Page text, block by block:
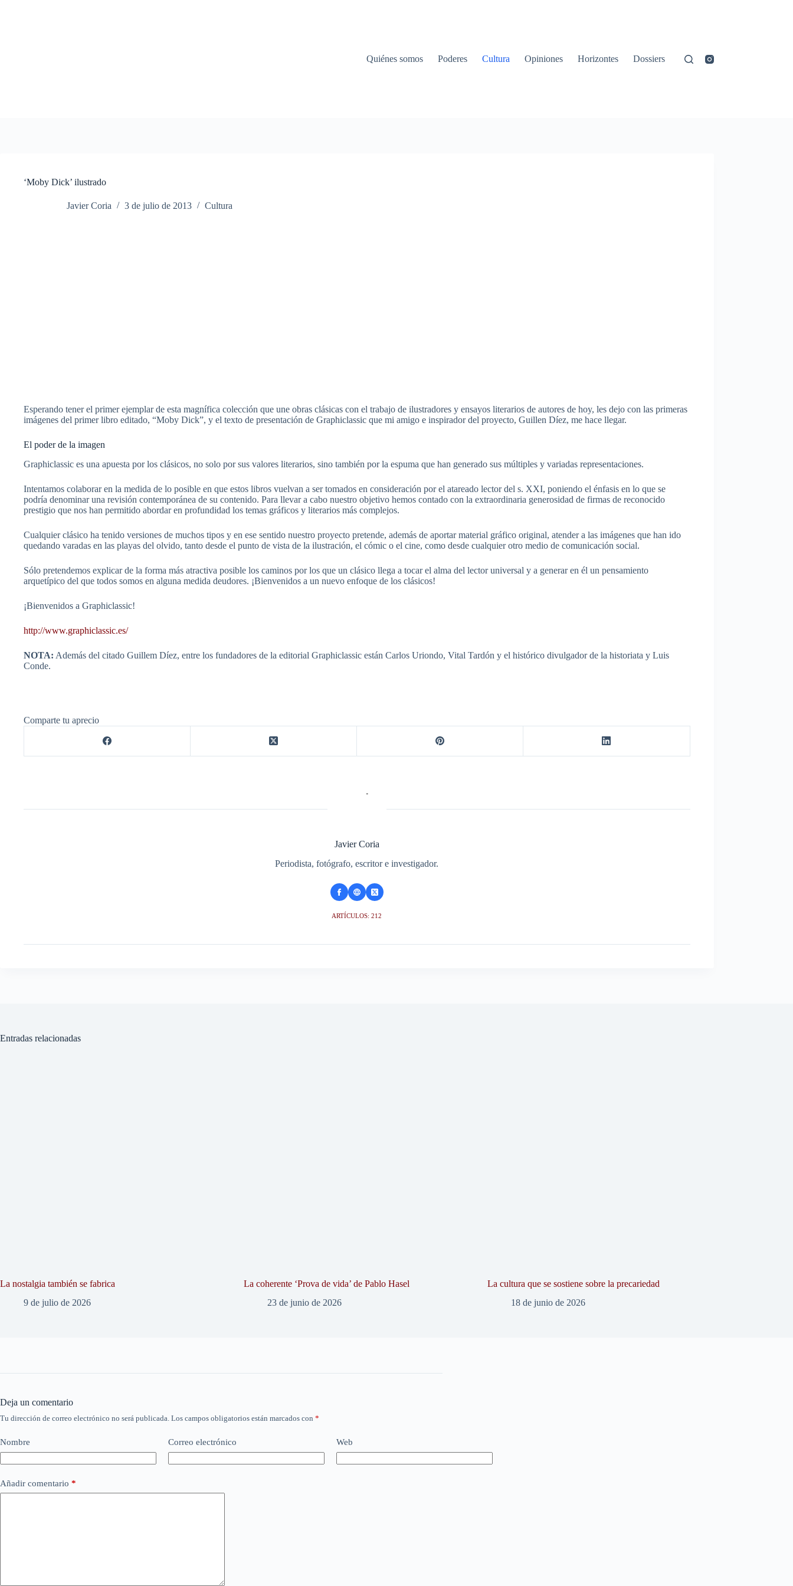
Quiénes somos Poderes Cultura Opiniones Horizontes Dossiers
‘Moby Dick’ ilustrado
Javier Coria 3 de julio de 2013 Cultura
Esperando tener el primer ejemplar de esta magnífica colección que une obras clásicas con el trabajo de ilustradores y ensayos literarios de autores de hoy, les dejo con las primeras
imágenes del primer libro editado, “Moby Dick”, y el texto de presentación de Graphiclassic que mi amigo e inspirador del proyecto, Guillen Díez, me hace llegar.
El poder de la imagen
Graphiclassic es una apuesta por los clásicos, no solo por sus valores literarios, sino también por la espuma que han generado sus múltiples y variadas representaciones.
Intentamos colaborar en la medida de lo posible en que estos libros vuelvan a ser tomados en consideración por el atareado lector del s. XXI, poniendo el énfasis en lo que se
podría denominar una revisión contemporánea de su contenido. Para llevar a cabo nuestro objetivo hemos contado con la extraordinaria generosidad de firmas de reconocido
prestigio que nos han permitido abordar en profundidad los temas gráficos y literarios más complejos.
Cualquier clásico ha tenido versiones de muchos tipos y en ese sentido nuestro proyecto pretende, además de aportar material gráfico original, atender a las imágenes que han ido
quedando varadas en las playas del olvido, tanto desde el punto de vista de la ilustración, el cómic o el cine, como desde cualquier otro medio de comunicación social.
Sólo pretendemos explicar de la forma más atractiva posible los caminos por los que un clásico llega a tocar el alma del lector universal y a generar en él un pensamiento
arquetípico del que todos somos en alguna medida deudores. ¡Bienvenidos a un nuevo enfoque de los clásicos!
¡Bienvenidos a Graphiclassic!
http://www.graphiclassic.es/
NOTA: Además del citado Guillem Díez, entre los fundadores de la editorial Graphiclassic están Carlos Uriondo, Vital Tardón y el histórico divulgador de la historiata y Luis
Conde.
Comparte tu aprecio
Javier Coria
Periodista, fotógrafo, escritor e investigador.
ARTÍCULOS: 212
Entradas relacionadas
La nostalgia también se fabrica
9 de julio de 2026
La coherente ‘Prova de vida’ de Pablo Hasel
23 de junio de 2026
La cultura que se sostiene sobre la precariedad
18 de junio de 2026
Deja un comentario
Tu dirección de correo electrónico no será publicada. Los campos obligatorios están marcados con *
Nombre Correo electrónico Web
Añadir comentario *